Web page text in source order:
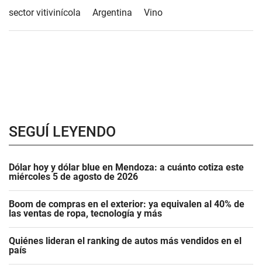
sector vitivinícola
Argentina Vino
SEGUÍ LEYENDO
Dólar hoy y dólar blue en Mendoza: a cuánto cotiza este
miércoles 5 de agosto de 2026
Boom de compras en el exterior: ya equivalen al 40% de
las ventas de ropa, tecnología y más
Quiénes lideran el ranking de autos más vendidos en el
país